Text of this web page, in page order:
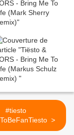
#‎tiesto‬
‪#‎ProudToBeFanTiesto‬ ‪ >